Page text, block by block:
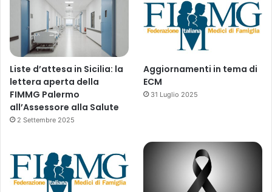
g
a
o
r
e
Liste d’attesa in Sicilia: la
lettera aperta della
FIMMG Palermo
all’Assessore alla Salute
2 Settembre 2025
Aggiornamenti in tema di
ECM
31 Luglio 2025